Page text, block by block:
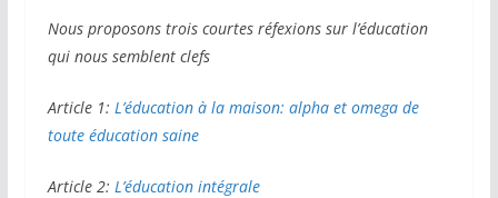
Nous proposons trois courtes réfexions sur l’éducation
qui nous semblent clefs
Article 1: L’éducation à la maison: alpha et omega de
toute éducation saine
Article 2: L’éducation intégrale